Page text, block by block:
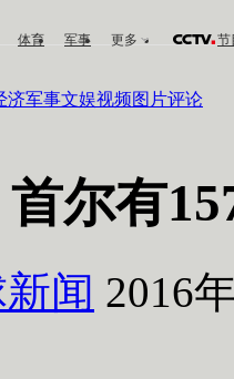
体育 军事 更多 节
济军事文娱视频图片评论
尔有
闻 2016